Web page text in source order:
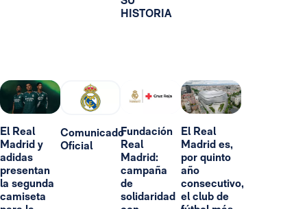
HISTORIA
El Real
Madrid y
adidas
presentan
la segunda
camiseta
Comunicado
Oficial
Fundación
Real
Madrid:
campaña
de
solidaridad
El Real
Madrid es,
por quinto
año
consecutivo,
el club de